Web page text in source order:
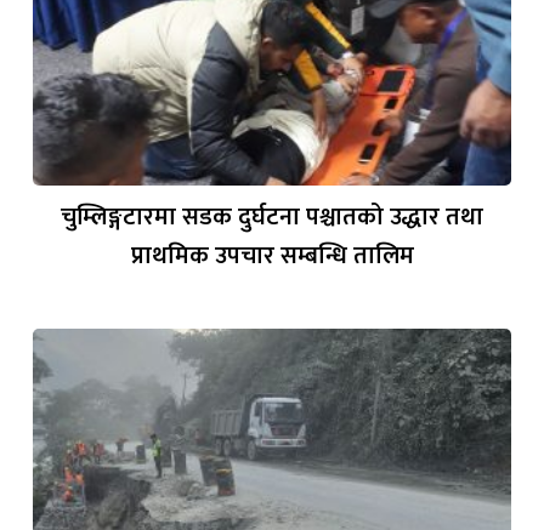
चुम्लिङ्गटारमा सडक दुर्घटना पश्चातको उद्धार तथा
प्राथमिक उपचार सम्बन्धि तालिम